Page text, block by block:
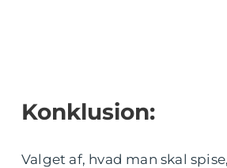
Konklusion:
Valget af, hvad man skal